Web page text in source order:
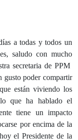
a todas y todos un
saludo con mucho
secretaria de PPM
gusto poder compartir
están viviendo los
que ha hablado el
tiene un impacto
por encima de la
el Presidente de la